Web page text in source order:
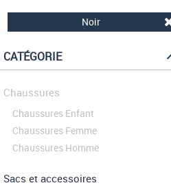
Noir
CATÉGORIE
Chaussures
Chaussures Enfant
Chaussures Femme
Chaussures Homme
Sacs et accessoires